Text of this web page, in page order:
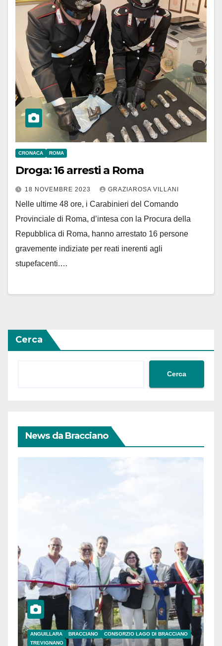
CRONACA ROMA
Droga: 16 arresti a Roma
18 NOVEMBRE 2023 GRAZIAROSA VILLANI
Nelle ultime 48 ore, i Carabinieri del Comando
Provinciale di Roma, d’intesa con la Procura della
Repubblica di Roma, hanno arrestato 16 persone
gravemente indiziate per reati inerenti agli
stupefacenti.…
Cerca
Cerca
News da Bracciano
ANGUILLARA BRACCIANO
CONSORZIO LAGO DI BRACCIANO
TREVIGNANO